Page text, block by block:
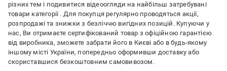
різних тем і подивитися відеоогляди на найбільш затребувані
товари категорії . Для покупця регулярно проводяться акції,
розпродажі та знижки з безліччю вигідних позицій. Купуючи у
нас, Ви отримаєте сертифікований товар з офіційною гарантією
від виробника, зможете забрати його в Києві або в будь-якому
іншому місті України, попередньо оформивши доставку або
скориставшися безкоштовним самовивозом.